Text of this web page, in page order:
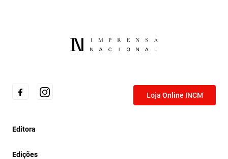
Loja Online INCM
Editora
Edições